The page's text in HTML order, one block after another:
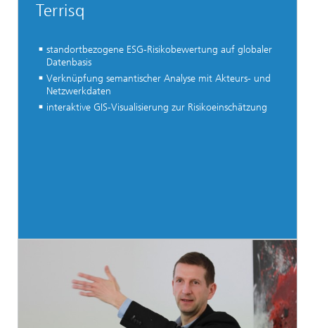
Terrisq
standortbezogene ESG-Risikobewertung auf globaler
Datenbasis
Verknüpfung semantischer Analyse mit Akteurs- und
Netzwerkdaten
interaktive GIS-Visualisierung zur Risikoeinschätzung